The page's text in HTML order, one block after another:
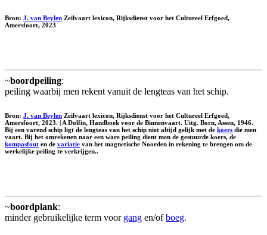
Bron: J. van Beylen Zeilvaart lexicon, Rijksdienst voor het Cultureel Erfgoed,
Amersfoort, 2023
~boordpeiling:
peiling waarbij men rekent vanuit de lengteas van het schip.
Bron: J. van Beylen Zeilvaart lexicon, Rijksdienst voor het Cultureel Erfgoed,
Amersfoort, 2023. | A Dolfin, Handboek voor de Binnenvaart. Uitg. Born, Assen, 1946.
Bij een varend schip ligt de lengteas van het schip niet altijd gelijk met de koers die men
vaart. Bij het omrekenen naar een ware peiling dient men de gestuurde koers, de
kompasfout en de variatie van het magnetische Noorden in rekening te brengen om de
werkelijke peiling te verkrijgen..
~boordplank:
minder gebruikelijke term voor gang en/ofboeg.